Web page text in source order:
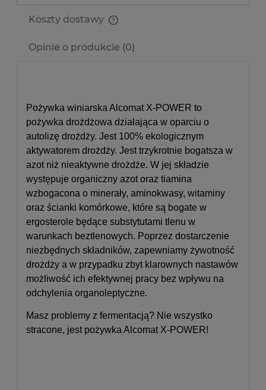
Koszty dostawy
Opinie o produkcie (0)
Pożywka winiarska Alcomat X-POWER to
pożywka drożdżowa działająca w oparciu o
autolizę drożdży. Jest 100% ekologicznym
aktywatorem drożdży. Jest trzykrotnie bogatsza w
azot niż nieaktywne drożdże. W jej składzie
występuje organiczny azot oraz tiamina
wzbogacona o minerały, aminokwasy, witaminy
oraz ścianki komórkowe, które są bogate w
ergosterole będące substytutami tlenu w
warunkach beztlenowych. Poprzez dostarczenie
niezbędnych składników, zapewniamy żywotność
drożdży a w przypadku zbyt klarownych nastawów
możliwość ich efektywnej pracy bez wpływu na
odchylenia organoleptyczne.
Masz problemy z fermentacją? Nie wszystko
stracone, jest pożywka Alcomat X-POWER!